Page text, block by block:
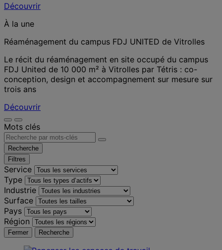
Découvrir
À la une
Réaménagement du campus FDJ UNITED de Vitrolles
Le récit du réaménagement en site occupé du campus
FDJ United de 10 000 m² à Vitrolles par Tétris : co-
conception, design et accompagnement sur mesure sur
trois ans
Découvrir
Mots clés
Recherche
Filtres
Service
Type
Industrie
Surface
Pays
Région
Fermer Recherche